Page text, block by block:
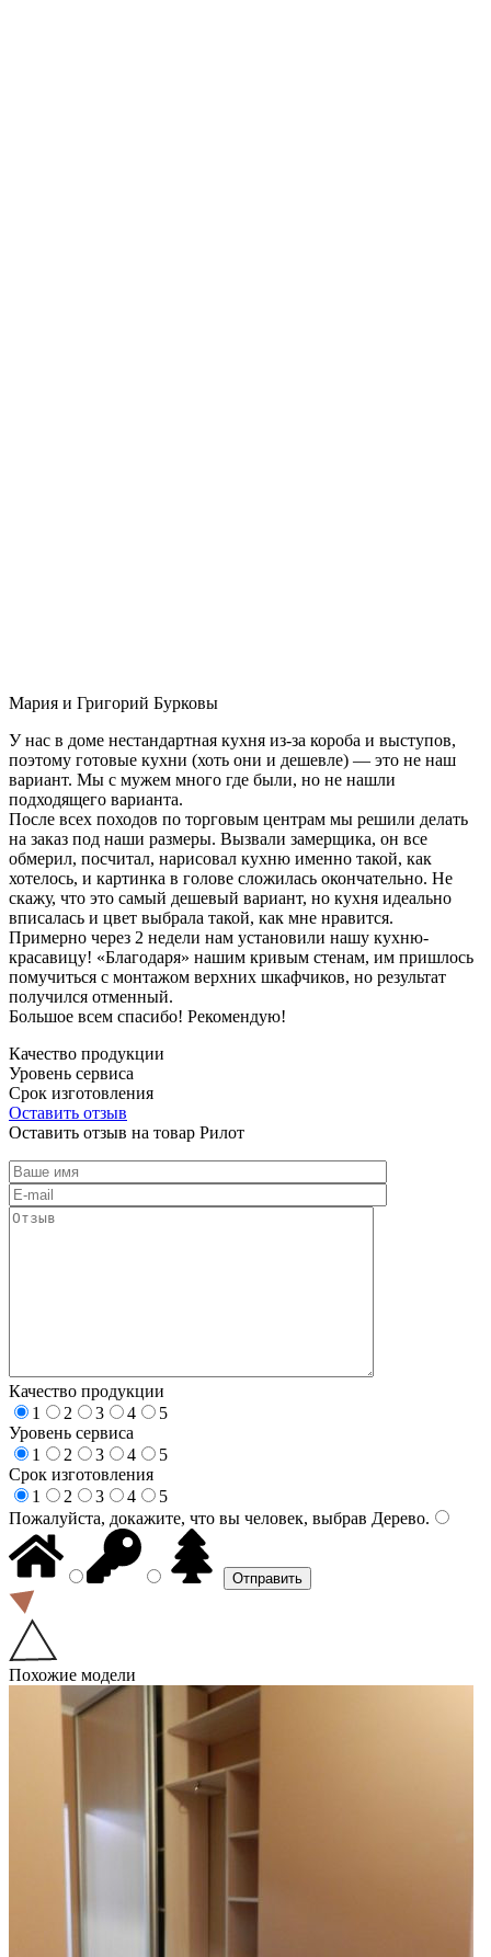
Мария и Григорий Бурковы
У нас в доме нестандартная кухня из-за короба и выступов,
поэтому готовые кухни (хоть они и дешевле) — это не наш
вариант. Мы с мужем много где были, но не нашли
подходящего варианта.
После всех походов по торговым центрам мы решили делать
на заказ под наши размеры. Вызвали замерщика, он все
обмерил, посчитал, нарисовал кухню именно такой, как
хотелось, и картинка в голове сложилась окончательно. Не
скажу, что это самый дешевый вариант, но кухня идеально
вписалась и цвет выбрала такой, как мне нравится.
Примерно через 2 недели нам установили нашу кухню-
красавицу! «Благодаря» нашим кривым стенам, им пришлось
помучиться с монтажом верхних шкафчиков, но результат
получился отменный.
Большое всем спасибо! Рекомендую!
Качество продукции
Уровень сервиса
Срок изготовления
Оставить отзыв
Оставить отзыв на товар Рилот
Качество продукции
1
2 3 4
5
Уровень сервиса
1
2 3 4
5
Срок изготовления
1
2 3 4
5
Пожалуйста, докажите, что вы человек, выбрав Дерево.
Похожие модели